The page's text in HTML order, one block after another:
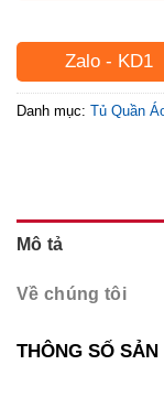
Zalo - KD1
Danh mục: Tủ Quần
Mô tả
Về chúng tôi
THÔNG SỐ SẢN